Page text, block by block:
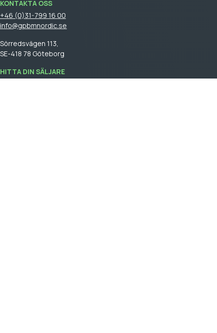
KONTAKTA OSS
+46 (0)31-799 16 00
info@gpbmnordic.se
Sörredsvägen 113,
SE-418 78 Göteborg
HITTA DIN SÄLJARE